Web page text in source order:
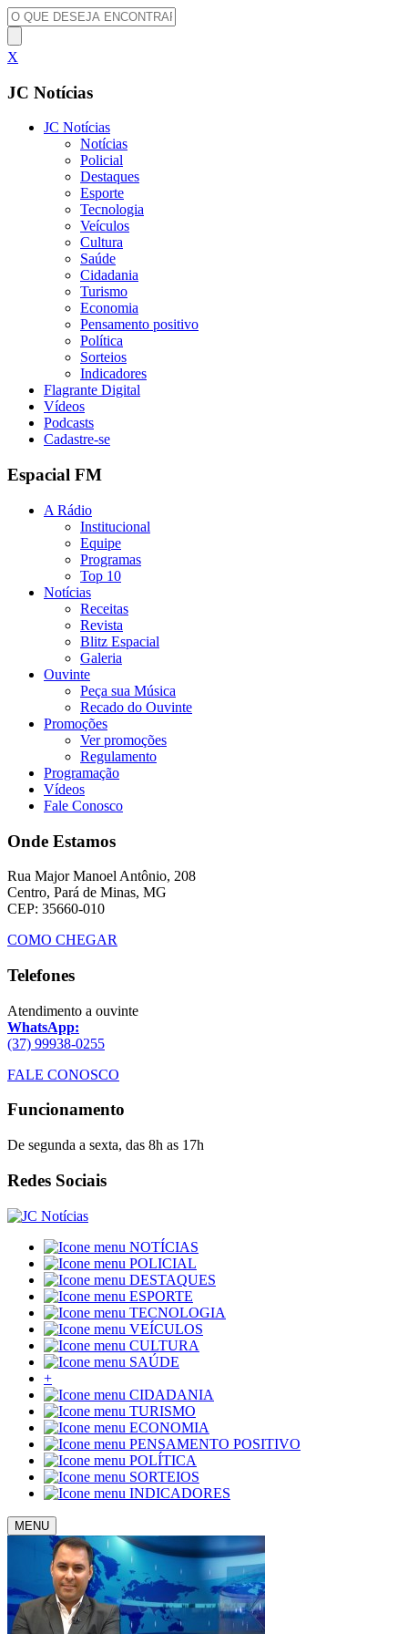
X
JC Notícias
JC Notícias
Notícias
Policial
Destaques
Esporte
Tecnologia
Veículos
Cultura
Saúde
Cidadania
Turismo
Economia
Pensamento positivo
Política
Sorteios
Indicadores
Flagrante Digital
Vídeos
Podcasts
Cadastre-se
Espacial FM
A Rádio
Institucional
Equipe
Programas
Top 10
Notícias
Receitas
Revista
Blitz Espacial
Galeria
Ouvinte
Peça sua Música
Recado do Ouvinte
Promoções
Ver promoções
Regulamento
Programação
Vídeos
Fale Conosco
Onde Estamos
Rua Major Manoel Antônio, 208
Centro, Pará de Minas, MG
CEP: 35660-010
COMO CHEGAR
Telefones
Atendimento a ouvinte
WhatsApp:
(37) 99938-0255
FALE CONOSCO
Funcionamento
De segunda a sexta, das 8h as 17h
Redes Sociais
NOTÍCIAS
POLICIAL
DESTAQUES
ESPORTE
TECNOLOGIA
VEÍCULOS
CULTURA
SAÚDE
+
CIDADANIA
TURISMO
ECONOMIA
PENSAMENTO POSITIVO
POLÍTICA
SORTEIOS
INDICADORES
MENU